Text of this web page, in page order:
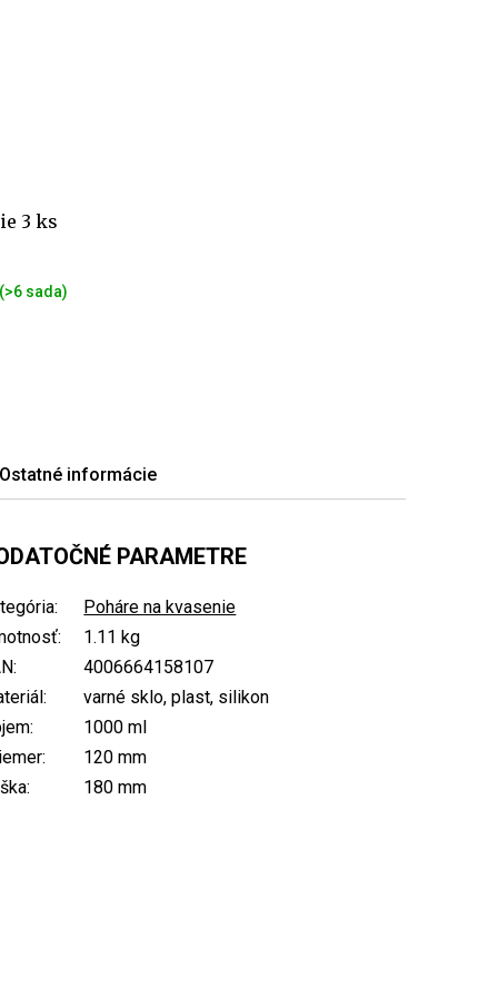
3 ks
sada)
Ostatné informácie
PARAMETRE
:
Poháre na kvasenie
:
1.11 kg
:
4006664158107
:
varné sklo, plast, silikon
:
1000 ml
:
120 mm
: 180 mm